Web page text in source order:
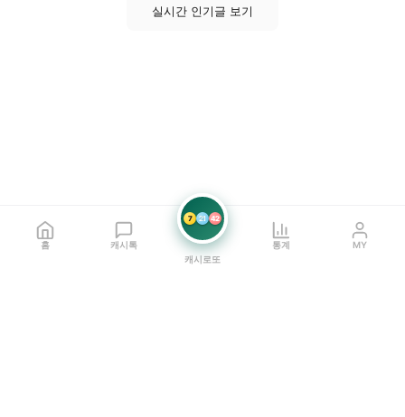
실시간 인기글 보기
홈 캐시톡
7 21 42
캐시로또
통계 MY